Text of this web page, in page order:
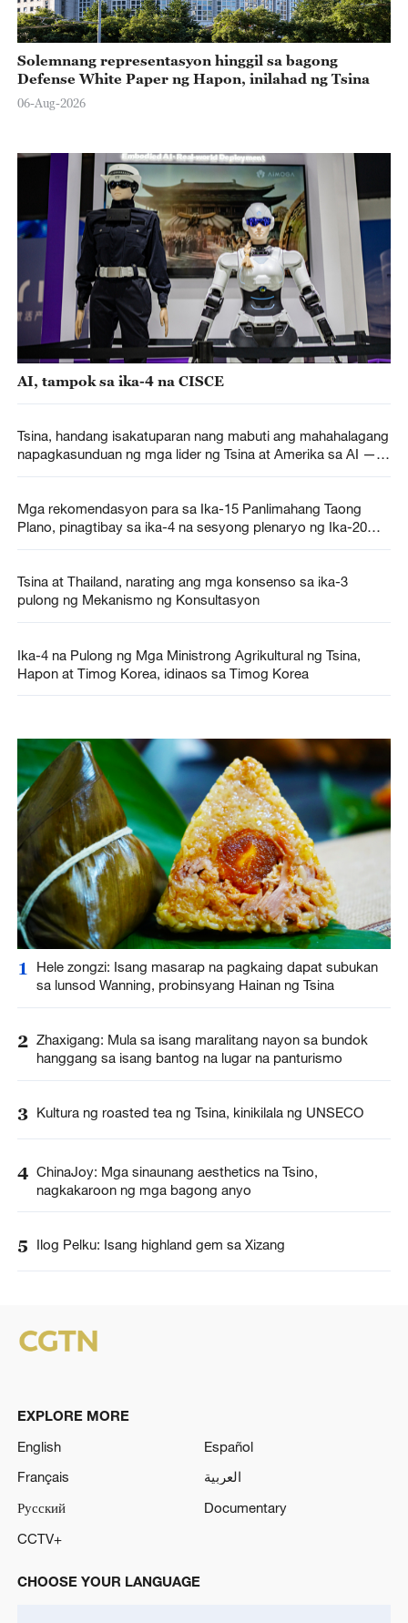
Solemnang representasyon hinggil sa bagong
Defense White Paper ng Hapon, inilahad ng Tsina
06-Aug-2026
AI, tampok sa ika-4 na CISCE
Tsina, handang isakatuparan nang mabuti ang mahahalagang
napagkasunduan ng mga lider ng Tsina at Amerika sa AI —
Mga rekomendasyon para sa Ika-15 Panlimahang Taong
Plano, pinagtibay sa ika-4 na sesyong plenaryo ng Ika-20
Tsina at Thailand, narating ang mga konsenso sa ika-3
pulong ng Mekanismo ng Konsultasyon
Ika-4 na Pulong ng Mga Ministrong Agrikultural ng Tsina,
1
Hele zongzi: Isang masarap na pagkaing dapat subukan
sa lunsod Wanning, probinsyang Hainan ng Tsina
2 Zhaxigang: Mula sa isang maralitang nayon sa bundok
hanggang sa isang bantog na lugar na panturismo
3 Kultura ng roasted tea ng Tsina, kinikilala ng UNSECO
4 ChinaJoy: Mga sinaunang aesthetics na Tsino,
nagkakaroon ng mga bagong anyo
5 Ilog Pelku: Isang highland gem sa Xizang
EXPLORE MORE
English
Español
Français
العربية
Русский
Documentary
CCTV+
CHOOSE YOUR LANGUAGE